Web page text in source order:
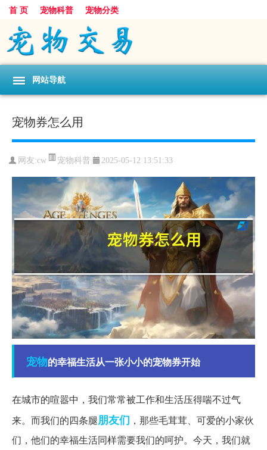
首 页 宠物科普 宠物分类
网站导航
宠物券怎么用
网友:cw 宠物科普 2025-05-12 13:51:33
宠物的幸福生活从一张小小的宠物券开始
在城市的喧嚣中，我们常常被工作和生活压得喘不过气
来。而我们的四条腿朋友们 ，那些毛茸茸、可爱的小家伙
们，他们的幸福生活同样需要我们的呵护。今天，我们就